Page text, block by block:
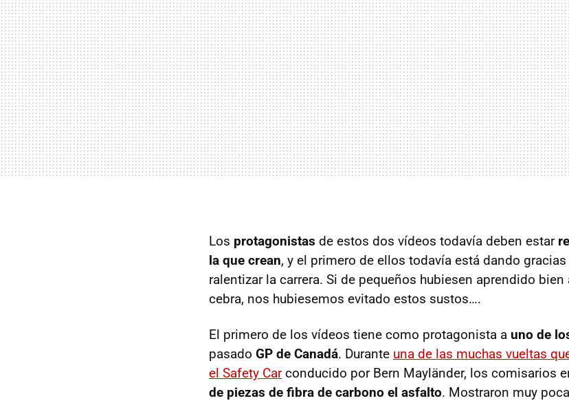
Los protagonistas de estos dos vídeos todavía deben estar
la que crean, y el primero de ellos todavía está dando
ralentizar la carrera. Si de pequeños hubiesen aprendido
cebra, nos hubiesemos evitado estos sustos….
El primero de los vídeos tiene como protagonista a uno de
pasado GP de Canadá. Durante una de las muchas vueltas
el Safety Carconducido por Bern Mayländer, los comisarios
de piezas de fibra de carbono el asfalto. Mostraron muy